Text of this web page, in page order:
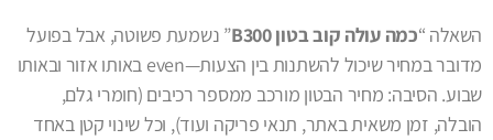
השאלה “כמה עולה קוב בטון B300
” נשמעת פשוטה, אבל בפועל
מדובר במחיר שיכול להשתנות בין הצעות—even באותו אזור ובאותו
שבוע. הסיבה: מחיר הבטון מורכב ממספר רכיבים (חומרי גלם,
הובלה, זמן משאית באתר, תנאי פריקה ועוד), וכל שינוי קטן באחד